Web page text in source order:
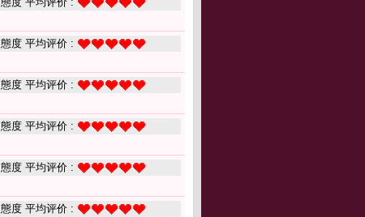
態度 平均评价 :
態度 平均评价 :
態度 平均评价 :
態度 平均评价 :
態度 平均评价 :